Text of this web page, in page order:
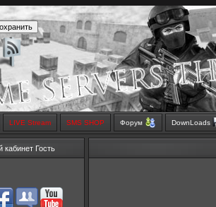
LIVE Stream SMS SHOP Форум DownLoads
кабинет Гость